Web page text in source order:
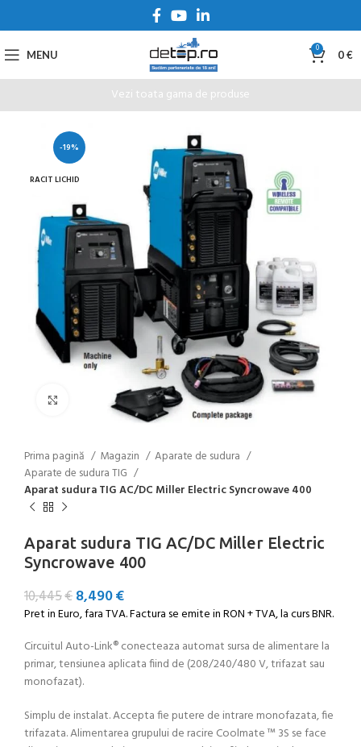
MENU 0 0€
Vezi toata gama de produse
-19%
RACIT LICHID
Click to enlarge
Prima pagină Magazin
Aparate de sudura
Aparate de sudura TIG
Aparat sudura TIG AC/DC Miller Electric Syncrowave 400
Aparat sudura TIG AC/DC Miller Electric
Syncrowave 400
10,445€8,490€
Pret in Euro, fara TVA. Factura se emite in RON + TVA, la curs BNR.
Circuitul Auto-Link® conecteaza automat sursa de alimentare la
primar, tensiunea aplicata fiind de (208/240/480 V, trifazat sau
monofazat).
Simplu de instalat. Accepta fie putere de intrare monofazata, fie
trifazata. Alimentarea grupului de racire Coolmate ™ 3S se face